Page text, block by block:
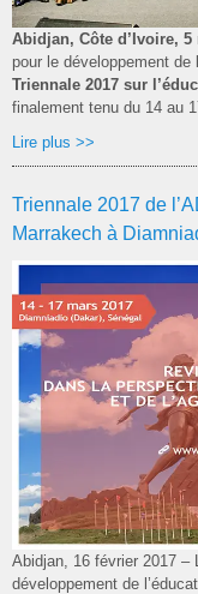
Abidjan, Côte d’Ivoire, 5
pour le développement de
Triennale 2017 sur
finalement tenu du 14 au
Lire plus >>
Triennale 2017 de
Marrakech à
Abidjan, 16 février 2017 –
développement de